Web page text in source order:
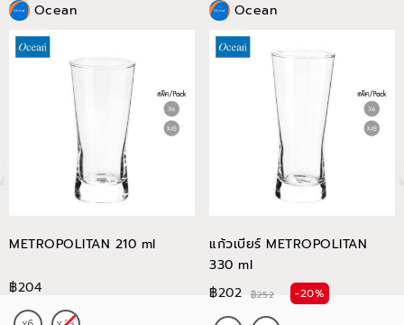
Ocean
METROPOLITAN 210 ml
฿204
Ocean
แก้วเบียร์ METROPOLITAN
330 ml
฿202
฿252 -20%